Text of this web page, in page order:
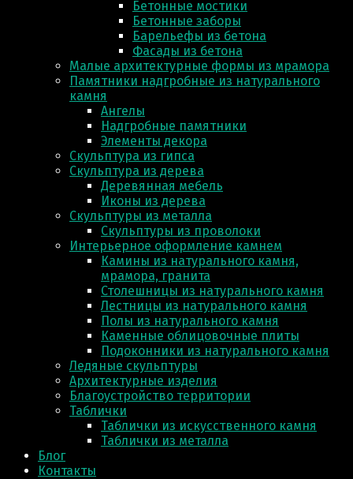
Бетонные мостики
Бетонные заборы
Барельефы из бетона
Фасады из бетона
Малые архитектурные формы из мрамора
Памятники надгробные из натурального
камня
Ангелы
Надгробные памятники
Элементы декора
Скульптура из гипса
Скульптура из деревa
Деревянная мебель
Иконы из дерева
Скульптуры из металла
Скульптуры из проволоки
Интерьерное оформление камнем
Камины из натурального камня,
мрамора, гранита
Столешницы из натурального камня
Лестницы из натурального камня
Полы из натурального камня
Каменные облицовочные плиты
Подоконники из натурального камня
Ледяные скульптуры
Архитектурные изделия
Благоустройство территории
Таблички
Таблички из искусственного камня
Таблички из металла
Блог
Контакты